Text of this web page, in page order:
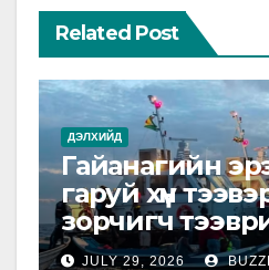
Related Post
ДЭЛХИЙД
Гайанагийн
гаруй хүн
зорчигч
живжээ
JULY 29, 2026